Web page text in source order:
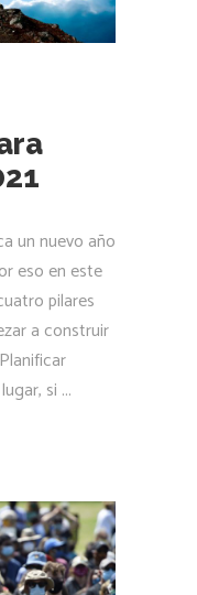
un nuevo año
eso en este
pilares
a construir
si